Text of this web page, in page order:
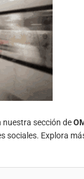
nuestra sección de
sociales. Explora